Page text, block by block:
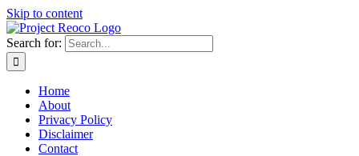
Skip to content
Search for:
Home
About
Privacy Policy
Disclaimer
Contact